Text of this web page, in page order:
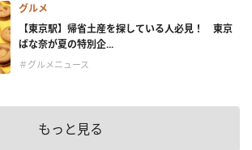
グルメ
【東京駅】帰省土産を探している人必見！ 東京
ばな奈が夏の特別企...
＃グルメニュース
もっと見る